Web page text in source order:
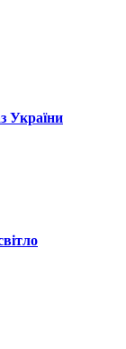
України